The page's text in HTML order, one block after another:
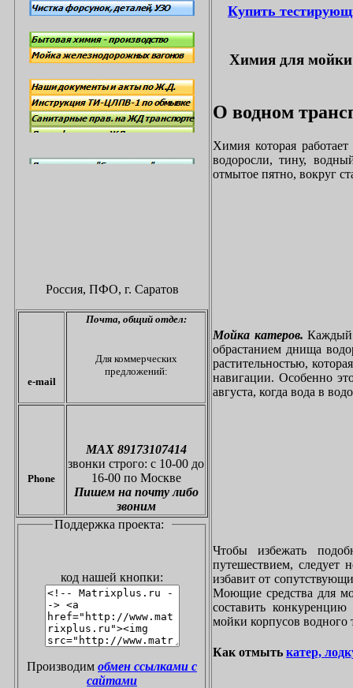
Россия, ПФО, г. Саратов
e-mail
Почта, общий отдел:
Для коммерческих
предложений:
Phone
МАХ 89173107414
звонки строго: с 10-00 до
16-00 по Москве
Пишем на почту либо
звоним
Поддержка проекта:
код нашей кнопки:
Производим обмен ссылками с
сайтами
Купить
Химия для мойки
О водном
Химия которая
водоросли, тину,
отмытое пятно, вокруг
Мойка катеров. Каждый
обрастанием днища
растительностью,
навигации. Особенно
августа, когда вода в
Чтобы избежать
путешествием, следует
избавит от
Моющие средства для
составить
мойки корпусов водного
Как отмыть катер,